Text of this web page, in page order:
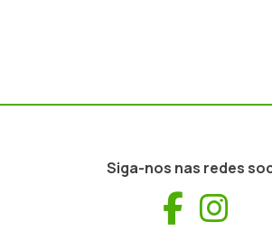
Siga-nos nas redes